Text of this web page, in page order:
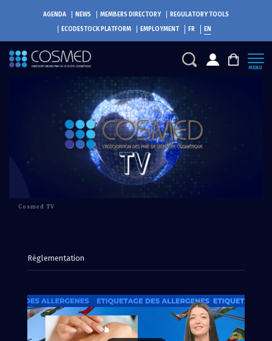
AGENDA NEWS MEMBERS DIRECTORY
REGULATORY TOOLS
ECODESTOCK PLATFORM EMPLOYMENT FR EN
MENU
Cosmed TV
Règlementation